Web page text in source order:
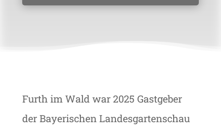
Furth im Wald war 2025 Gastgeber
der Bayerischen Landesgartenschau